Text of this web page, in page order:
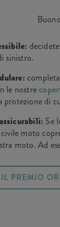
sinistro.
le nostre
protezione di
Se
moto
moto. Ad
PREMIO